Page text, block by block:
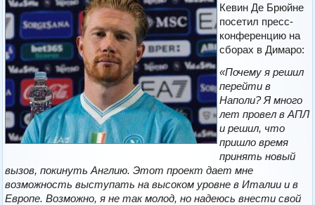
Кевин Де Брюйне
посетил пресс-
конференцию на
сборах в Димаро:
«Почему я решил
перейти в
Наполи? Я много
лет провел в АПЛ
и решил, что
пришло время
принять новый
вызов, покинуть Англию. Этот проект дает мне
возможность выступать на высоком уровне в Италии и в
Европе. Возможно, я не так молод, но надеюсь внести свой